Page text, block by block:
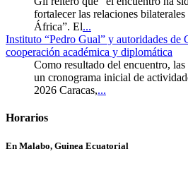
fortalecer las relaciones
África”. El...
Instituto “Pedro Gual” y autoridades de
cooperación académica y diplomática
Como resultado del encuentro,
un cronograma inicial de
2026 Caracas,...
Horarios
En Malabo, Guinea Ecuatorial